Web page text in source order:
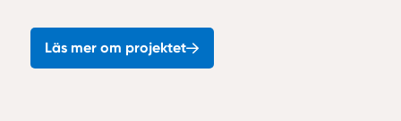
Läs mer om projektet